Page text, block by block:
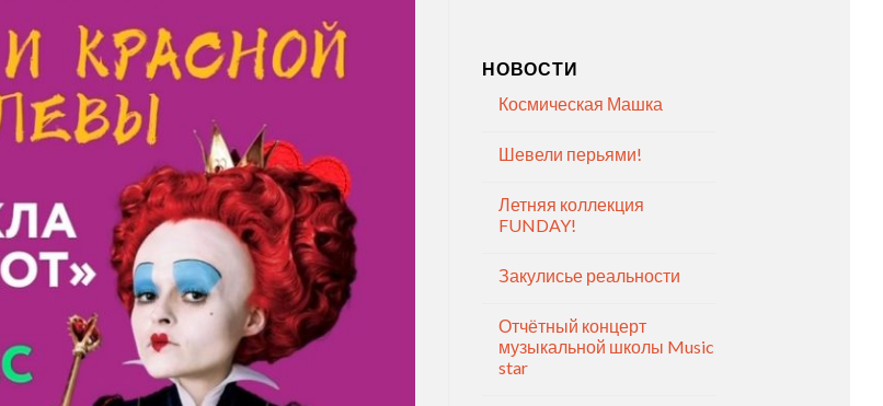
НОВОСТИ
Космическая Машка
Шевели перьями!
Летняя коллекция
FUNDAY!
Закулисье реальности
Отчётный концерт
музыкальной школы Music
star